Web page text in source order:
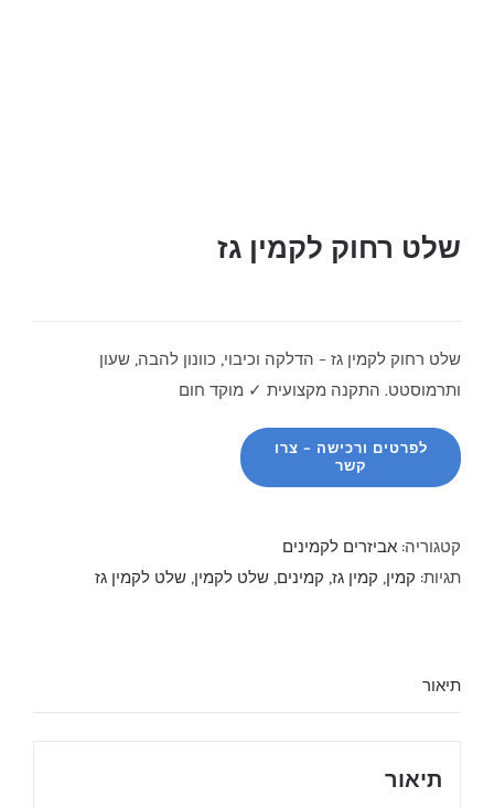
שלט רחוק לקמין גז
שלט רחוק לקמין גז – הדלקה וכיבוי, כוונון להבה, שעון
ותרמוסטט. התקנה מקצועית ✓ מוקד חום
קטגוריה: אביזרים לקמינים
תגיות: קמין, קמין גז, קמינים, שלט לקמין, שלט לקמין גז
תיאור
תיאור